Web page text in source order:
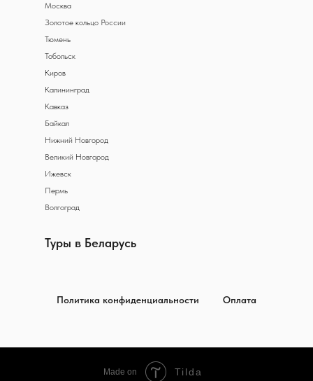
Туры в Беларусь
Москва
Золотое кольцо России
Тюмень
Тобольск
Киров
Калининград
Кавказ
Байкал
Нижний Новгород
Великий Новгород
Ижевск
Пермь
Волгоград
Политика конфиденциальности Оплата
Made on Tilda